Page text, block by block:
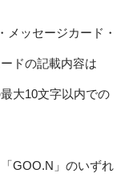
メッセージカード・
ドの記載内容は
大10文字以内での
GOO.N」のいずれ